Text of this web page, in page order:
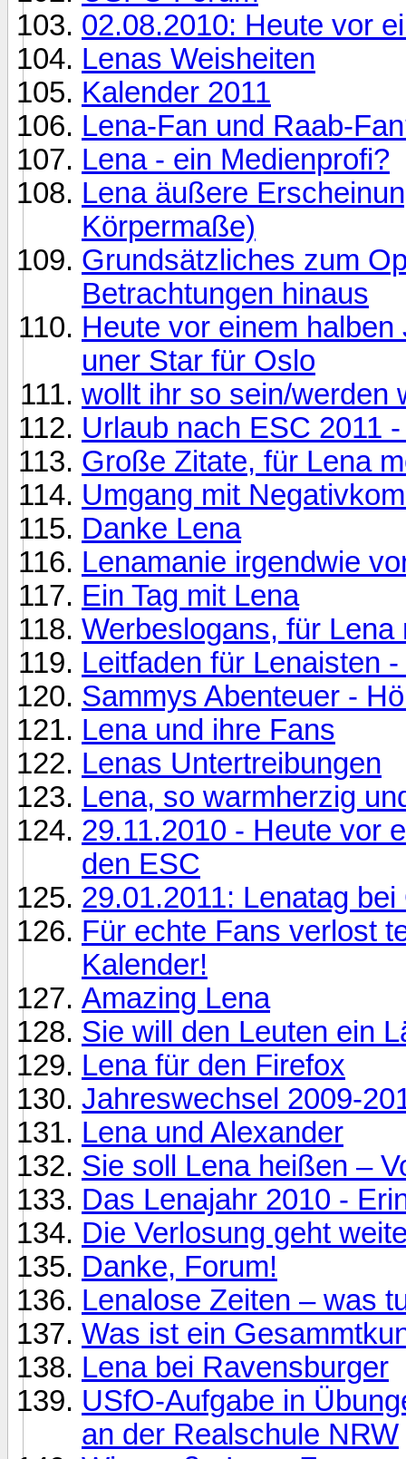
02.08.2010: Heute vor
Lenas Weisheiten
Kalender 2011
Lena-Fan und Raab-
Lena - ein Medienprofi?
Lena äußere
Körpermaße)
Grundsätzliches zum
Betrachtungen hinaus
Heute vor einem
uner Star für Oslo
wollt ihr so sein/werden
Urlaub nach ESC 2011
Große Zitate, für Lena
Umgang mit
Danke Lena
Lenamanie irgendwie
Ein Tag mit Lena
Werbeslogans, für Lena
Leitfaden für Lenaisten
Sammys Abenteuer -
Lena und ihre Fans
Lenas Untertreibungen
Lena, so warmherzig
29.11.2010 - Heute vor
den ESC
29.01.2011: Lenatag
Für echte Fans verlost
Kalender!
Amazing Lena
Sie will den Leuten ein
Lena für den Firefox
Jahreswechsel 2009-
Lena und Alexander
Sie soll Lena heißen –
Das Lenajahr 2010 -
Die Verlosung geht
Danke, Forum!
Lenalose Zeiten – was
Was ist ein
Lena bei Ravensburger
USfO-Aufgabe in
an der Realschule NRW